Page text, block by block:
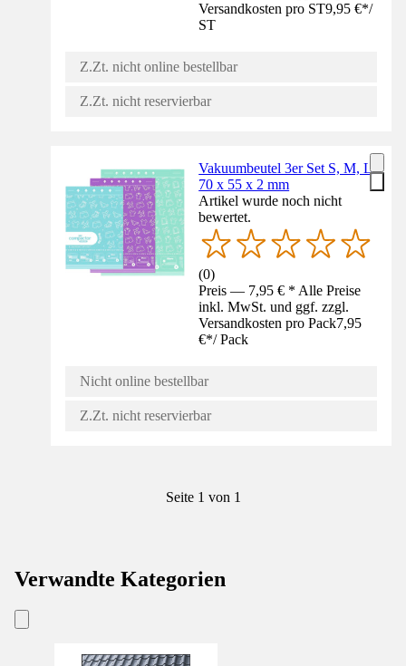
Versandkosten pro ST9,95 €*/
ST
Z.Zt. nicht online bestellbar
Z.Zt. nicht reservierbar
Vakuumbeutel 3er Set S, M, L
70 x 55 x 2 mm
Artikel wurde noch nicht
bewertet.
(0)
Preis — 7,95 € * Alle Preise
inkl. MwSt. und ggf. zzgl.
Versandkosten pro Pack7,95
€*/ Pack
Nicht online bestellbar
Z.Zt. nicht reservierbar
Seite 1 von 1
Verwandte Kategorien